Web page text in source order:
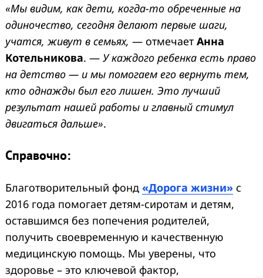
«Мы видим, как дети, когда-то обреченные на
одиночество, сегодня делают первые шаги,
учатся, живут в семьях, — отмечает Анна
Котельникова. — У каждого ребенка есть право
на детство — и мы помогаем его вернуть тем,
кто однажды был его лишен. Это лучший
результат нашей работы и главный стимул
двигаться дальше».
Справочно:
Благотворительный фонд «Дорога жизни» с
2016 года помогает детям-сиротам и детям,
оставшимся без попечения родителей,
получить своевременную и качественную
медицинскую помощь. Мы уверены, что
здоровье – это ключевой фактор,